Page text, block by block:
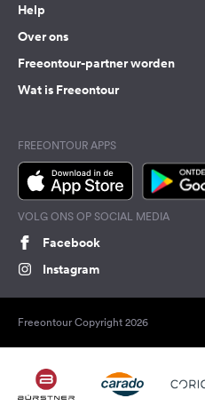
Help
Over ons
Freeontour-partner worden
Wat is Freeontour
FREEONTOUR APPS
VOLG ONS OP SOCIAL MEDIA
Facebook
Instagram
Freeontour Copyright 2026